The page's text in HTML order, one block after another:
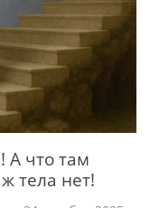
А что там
тела нет!